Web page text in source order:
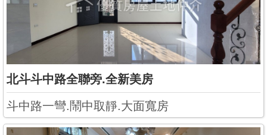
北斗斗中路全聯旁.全新美房
斗中路一彎.鬧中取靜.大面寬房